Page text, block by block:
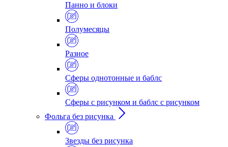
Панно и блоки
Полумесяцы
Разное
Сферы однотонные и баблс
Сферы с рисунком и баблс с рисунком
Фольга без рисунка
Звезды без рисунка